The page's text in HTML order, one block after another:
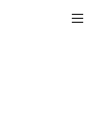
toggle